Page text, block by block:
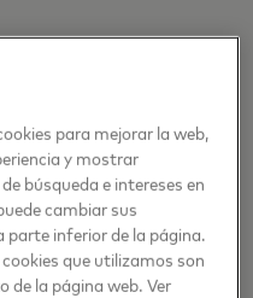
sido seleccionada
a través del Centro
fondos recaudados
del norte de
para mejorar la web,
y mostrar
búsqueda e intereses en
cambiar sus
parte inferior de la página.
que utilizamos son
de la página web. Ver